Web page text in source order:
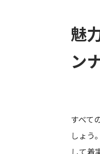
魅
ン
すべて
しょう